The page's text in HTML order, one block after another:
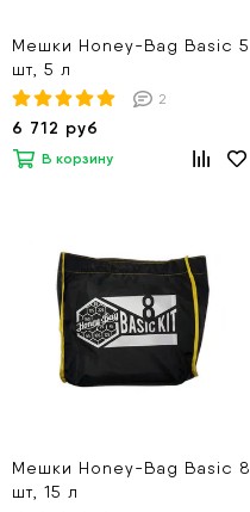
Мешки Honey-Bag Basic 5
шт, 5 л
2
6 712 руб
В корзину
Мешки Honey-Bag Basic 8
шт, 15 л